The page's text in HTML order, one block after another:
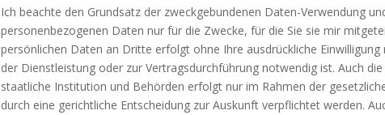
Ich beachte den Grundsatz der zweckgebundenen Daten-Verwendung
personenbezogenen Daten nur für die Zwecke, für die Sie sie mir
persönlichen Daten an Dritte erfolgt ohne Ihre ausdrückliche
der Dienstleistung oder zur Vertragsdurchführung notwendig ist. Auch
staatliche Institution und Behörden erfolgt nur im Rahmen der
durch eine gerichtliche Entscheidung zur Auskunft verpflichtet werden.